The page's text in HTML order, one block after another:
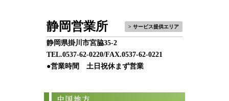
静岡営業所 > サービス提供エリア
静岡県掛川市宮脇35-2
TEL.0537-62-0220/FAX.0537-62-0221
●営業時間 土日祝休まず営業